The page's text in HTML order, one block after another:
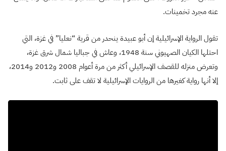
عنه مجرد تخمينات.
تقول الرواية الإسرائيلية إن أبو عبيدة ينحدر من قرية “نعليا” في غزة، التي
احتلها الكيان الصهيوني سنة 1948، وعاش في جباليا شمال شرق غزة،
وتعرض منزله للقصف الإسرائيلي أكثر من مرة أعوام 2008 و2012 و2014،
إلا أنها رواية كغيرها من الروايات الإسرائيلية لا تقف على ثابت.